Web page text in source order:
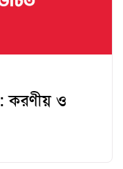
করণীয় ও